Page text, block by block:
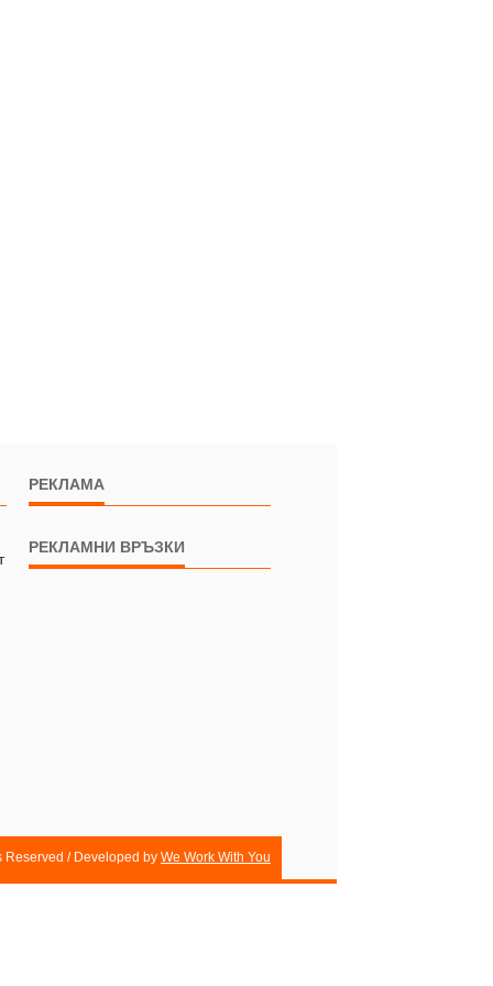
РЕКЛАМА
РЕКЛАМНИ ВРЪЗКИ
Reserved / Developed by We Work With You